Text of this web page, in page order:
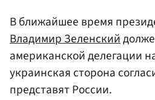
В ближайшее время
Владимир Зеленский
американской делегации
украинская сторона
представят России.